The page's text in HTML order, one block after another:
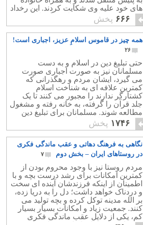
های خود علیه وی شکایت کردند. این رخداد
شوم مایه خجالت و سرافکندگی ایرانیان
است.
۶۶۶ پخش
همه چیز در قاموس اسلامِ عزیز، اجباری است!
۲۶
حتی تبلیغ دین در اسلام و به دست
مسلمانان نیز به صورت اجباری صورت
می گیرد، ایشان مردم و رهگذرانی که
کمترین علافه ای به شناخت اسلام
کشتارگر ندارند را مجبور می کنند تا یک
جلد قرآن را گرفته، به خانه رفته و مشغول
مطالعه شوند. مسلمانان برای تبلیغ دین
ضد انسانی شان، به ناچار به دروغ نیز
متوسل می شوند.
۱۷۴۶ پخش
نگاهی به فرهنگ دهاتی و عقب ماندگی فکری
در روستاهای ایران – بخش دوم
۷
مردم روستا نیز با وجود محروم بودن از
کمترین امکانات برای رشد درست بچه و با
اطمینان از اینکه فرزندشان آینده ای سخت
و دردناک خواهد داشت؛ دل را به دریا زده،
بر الله مدینه توکل کرده و بچه تولید می
کنند. جمعیت زیاد و امکانات بسیار بسیار
کم، یکی از دلایل عقب ماندگی فکری